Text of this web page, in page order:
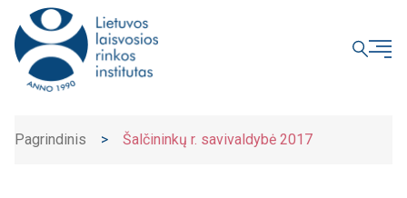
Pagrindinis > Šalčininkų r. savivaldybė 2017
UŽDARYTI